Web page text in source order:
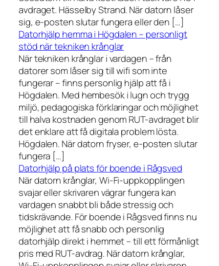
avdraget. Hässelby Strand. När datorn låser
sig, e-posten slutar fungera eller den […]
Datorhjälp hemma i Högdalen – personligt
stöd när tekniken krånglar
När tekniken krånglar i vardagen – från
datorer som låser sig till wifi som inte
fungerar – finns personlig hjälp att få i
Högdalen. Med hembesök i lugn och trygg
miljö, pedagogiska förklaringar och möjlighet
till halva kostnaden genom RUT-avdraget blir
det enklare att få digitala problem lösta.
Högdalen. När datorn fryser, e-posten slutar
fungera […]
Datorhjälp på plats för boende i Rågsved
När datorn krånglar, Wi-Fi-uppkopplingen
svajar eller skrivaren vägrar fungera kan
vardagen snabbt bli både stressig och
tidskrävande. För boende i Rågsved finns nu
möjlighet att få snabb och personlig
datorhjälp direkt i hemmet – till ett förmånligt
pris med RUT-avdrag. När datorn krånglar,